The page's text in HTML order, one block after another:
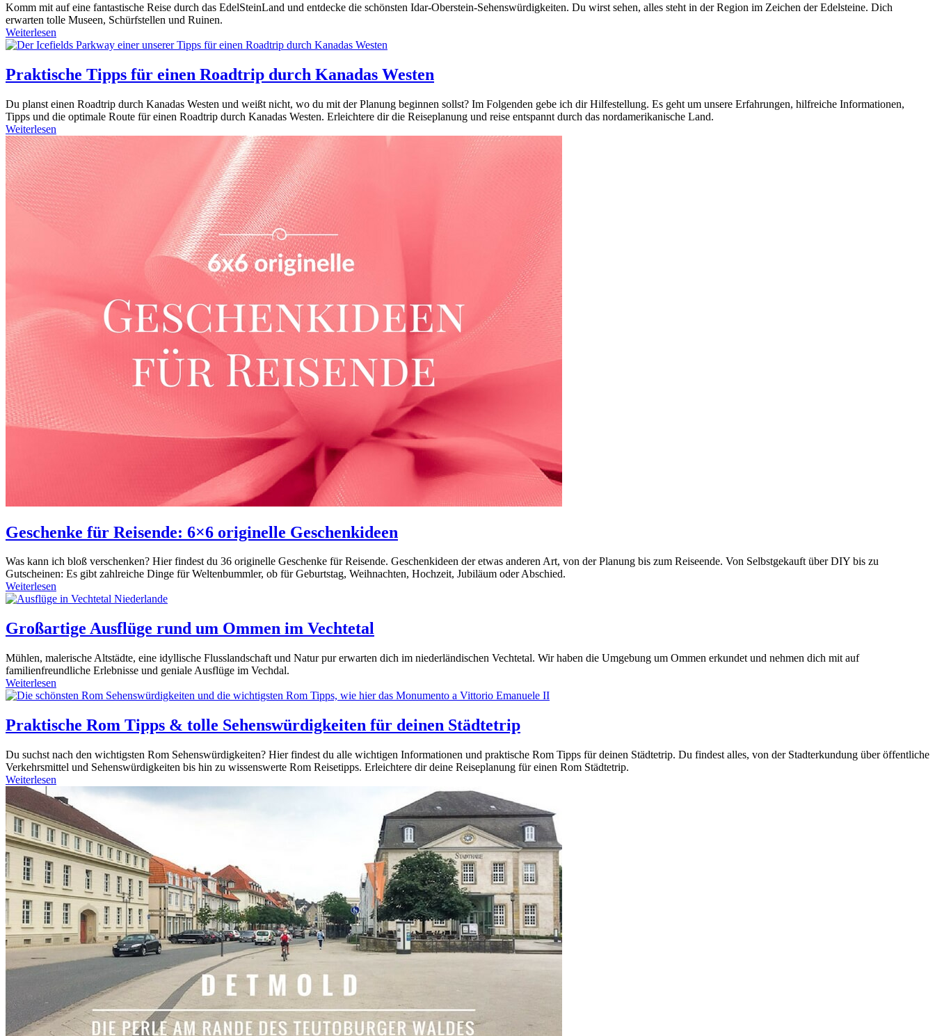
Komm mit auf eine fantastische Reise durch das EdelSteinLand und entdecke die schönsten Idar-Oberstein-Sehenswürdigkeiten. Du wirst sehen, alles steht in der Region im Zeichen der Edelsteine. Dich
erwarten tolle Museen, Schürfstellen und Ruinen.
Weiterlesen
Praktische Tipps für einen Roadtrip durch Kanadas Westen
Du planst einen Roadtrip durch Kanadas Westen und weißt nicht, wo du mit der Planung beginnen sollst? Im Folgenden gebe ich dir Hilfestellung. Es geht um unsere Erfahrungen, hilfreiche Informationen,
Tipps und die optimale Route für einen Roadtrip durch Kanadas Westen. Erleichtere dir die Reiseplanung und reise entspannt durch das nordamerikanische Land.
Weiterlesen
Geschenke für Reisende: 6×6 originelle Geschenkideen
Was kann ich bloß verschenken? Hier findest du 36 originelle Geschenke für Reisende. Geschenkideen der etwas anderen Art, von der Planung bis zum Reiseende. Von Selbstgekauft über DIY bis zu
Gutscheinen: Es gibt zahlreiche Dinge für Weltenbummler, ob für Geburtstag, Weihnachten, Hochzeit, Jubiläum oder Abschied.
Weiterlesen
Großartige Ausflüge rund um Ommen im Vechtetal
Mühlen, malerische Altstädte, eine idyllische Flusslandschaft und Natur pur erwarten dich im niederländischen Vechtetal. Wir haben die Umgebung um Ommen erkundet und nehmen dich mit auf
familienfreundliche Erlebnisse und geniale Ausflüge im Vechdal.
Weiterlesen
Praktische Rom Tipps & tolle Sehenswürdigkeiten für deinen Städtetrip
Du suchst nach den wichtigsten Rom Sehenswürdigkeiten? Hier findest du alle wichtigen Informationen und praktische Rom Tipps für deinen Städtetrip. Du findest alles, von der Stadterkundung über öffentliche
Verkehrsmittel und Sehenswürdigkeiten bis hin zu wissenswerte Rom Reisetipps. Erleichtere dir deine Reiseplanung für einen Rom Städtetrip.
Weiterlesen